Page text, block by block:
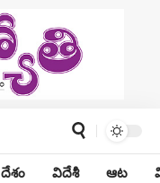
దేశం విదేశీ ఆట